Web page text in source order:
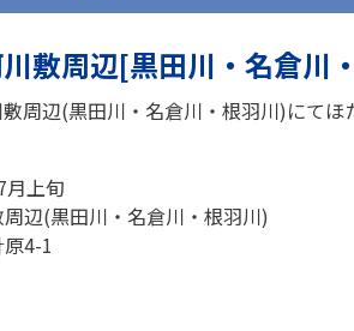
敷周辺[黒田川・名倉川
周辺(黒田川・名倉川・根羽川)にて
月上旬
辺(黒田川・名倉川・根羽川)
4-1